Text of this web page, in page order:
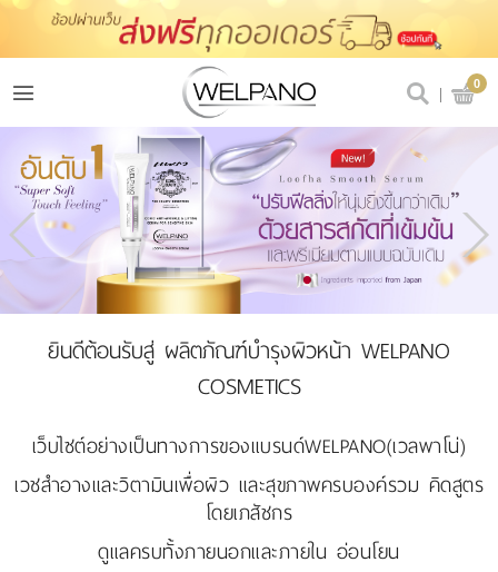
สมัครสมาชิก
สินค้าที่สนใจ
@welpano
หน้าหลัก
สินค้า
ขั้นตอนการสั่งซื้อ
โปรโมชั่น
รีวิวผู้ใช้จริง
รีวิววีดีโอ
0
ยินดีต้อนรับสู่ ผลิตภัณฑ์บำรุงผิวหน้า WELPANO
COSMETICS
เว็บไซต์อย่างเป็นทางการของแบรนด์WELPANO(เวลพาโน่)
เวชสำอางและวิตามินเพื่อผิว และสุขภาพครบองค์รวม คิดสูตร
โดยเภสัชกร
ดูแลครบทั้งภายนอกและภายใน อ่อนโยน